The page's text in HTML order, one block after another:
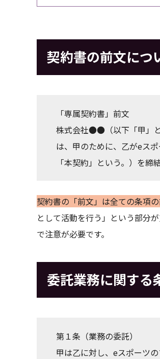
契約書の前文につ
「専属契約書」前文
株式会社●●（以下「甲」と
は、甲のために、乙がeス
「本契約」という。）を締
契約書の「前文」は全ての条項
として活動を行う」という部分
で注意が必要です。
委託業務に関する
第１条（業務の委託）
甲は乙に対し、eスポーツ